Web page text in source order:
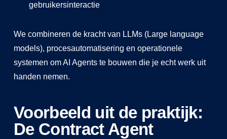
gebruikersinteractie
We combineren de kracht van LLMs (Large language
models), procesautomatisering en operationele
systemen om AI Agents te bouwen die je echt werk uit
handen nemen.
Voorbeeld uit de praktijk:
De Contract Agent